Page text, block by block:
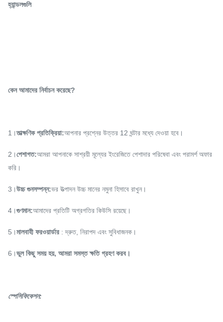
হ্যান্ডলগুলি
কেন আমাদের নির্বাচন করেছে?
1।তাত্ক্ষণিক প্রতিক্রিয়া:আপনার প্রশ্নের উত্তর 12 ঘন্টার মধ্যে দেওয়া হবে।
2।পেশাগত:আমরা আপনাকে সাশ্রয়ী মূল্যের ইংরেজিতে পেশাদার পরিষেবা এবং পরামর্শ অফার
করি।
3।উচ্চ গুনসম্পন্ন:ভর উত্পাদন উচ্চ মানের নমুনা হিসাবে রাখুন।
4।গুণমান:আমাদের প্রতিটি অগ্রগতির কিউসি রয়েছে।
5।মালবাহী ফরওয়ার্ডার : দ্রুত, নিরাপদ এবং সুবিধাজনক।
6।ভুল কিছু সময় হয়, আমরা সমস্ত ক্ষতি গ্রহণ করব।
স্পেসিফিকেশন: